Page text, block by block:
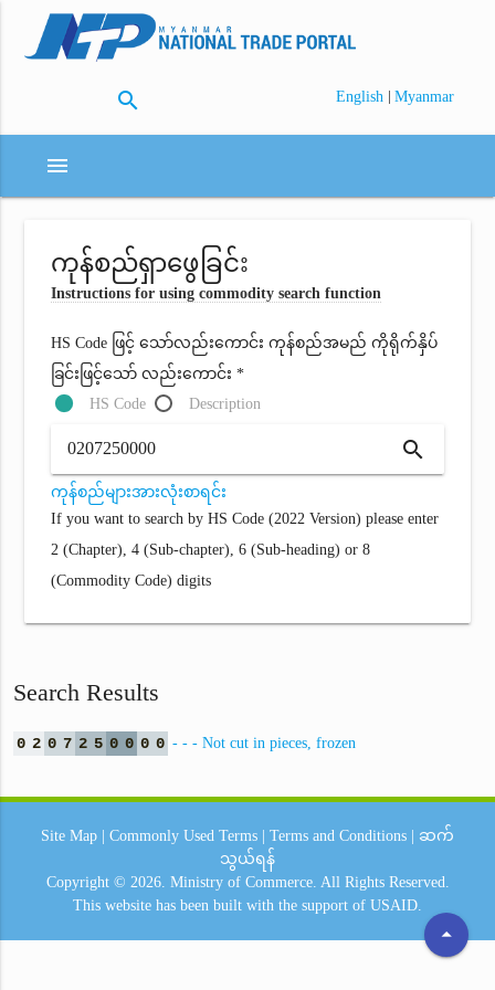
search English | Myanmar
menu
ကုန်စည်ရှာဖွေခြင်း
Instructions for using commodity search function
HS Code ဖြင့် သော်လည်းကောင်း ကုန်စည်အမည် ကိုရိုက်နှိပ်
ခြင်းဖြင့်သော် လည်းကောင်း *
HS Code
Description
search
ကုန်စည်များအားလုံးစာရင်း
If you want to search by HS Code (2022 Version) please enter
2 (Chapter), 4 (Sub-chapter), 6 (Sub-heading) or 8
(Commodity Code) digits
Search Results
0 2 0 7 2 5 0 0 0 0 - - - Not cut in pieces, frozen
arrow_drop_up
Site Map Commonly Used Terms Terms and Conditions
ဆက်
သွယ်ရန်
Copyright © 2026. Ministry of Commerce. All Rights Reserved.
This website has been built with the support of USAID.